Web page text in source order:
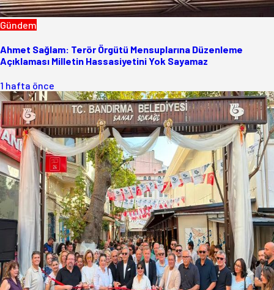
Gündem
Ahmet Sağlam: Terör Örgütü Mensuplarına Düzenleme
Açıklaması Milletin Hassasiyetini Yok Sayamaz
1 hafta önce